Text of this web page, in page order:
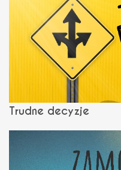
Trudne decyzje